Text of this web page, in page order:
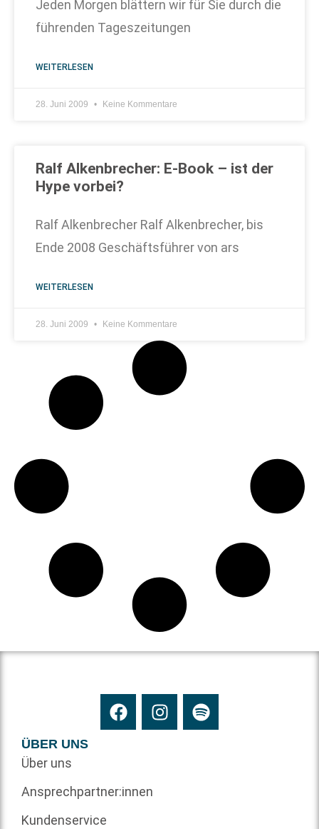
Jeden Morgen blättern wir für Sie durch die
führenden Tageszeitungen
WEITERLESEN
28. Juni 2009 Keine Kommentare
Ralf Alkenbrecher: E-Book – ist der
Hype vorbei?
Ralf Alkenbrecher Ralf Alkenbrecher, bis
Ende 2008 Geschäftsführer von ars
WEITERLESEN
28. Juni 2009 Keine Kommentare
ÜBER UNS
Über uns
Ansprechpartner:innen
Kundenservice